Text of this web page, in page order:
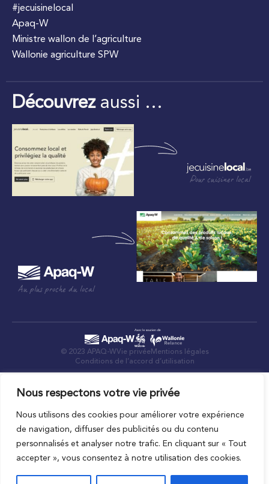
Nous respectons votre vie privée
Nous utilisons des cookies pour améliorer votre expérience
de navigation, diffuser des publicités ou du contenu
personnalisés et analyser notre trafic. En cliquant sur « Tout
accepter », vous consentez à notre utilisation des cookies.
#jecuisinelocal
Apaq-W
Ministre wallon de l’agriculture
Wallonie agriculture SPW
Découvrezaussi …
Pour cuisiner local
Au plus proche du local
© 2023 APAQ-WVie privée Mentions légales
Conditions de l’accord d’utilisation